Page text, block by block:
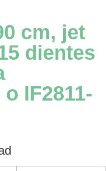
cm, jet
dientes
IF2811-